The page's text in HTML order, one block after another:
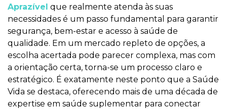
Aprazível que realmente atenda às suas
necessidades é um passo fundamental para garantir
segurança, bem-estar e acesso à saúde de
qualidade. Em um mercado repleto de opções, a
escolha acertada pode parecer complexa, mas com
a orientação certa, torna-se um processo claro e
estratégico. É exatamente neste ponto que a Saúde
Vida se destaca, oferecendo mais de uma década de
expertise em saúde suplementar para conectar